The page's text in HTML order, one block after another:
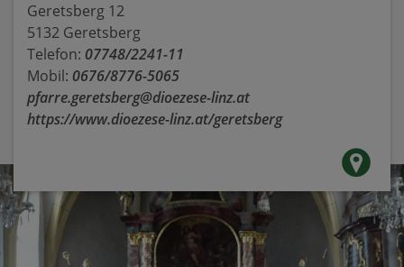
Geretsberg 12
5132 Geretsberg
Telefon: 07748/2241-11
Mobil: 0676/8776-5065
pfarre.geretsberg@dioezese-linz.at
https://www.dioezese-linz.at/geretsberg